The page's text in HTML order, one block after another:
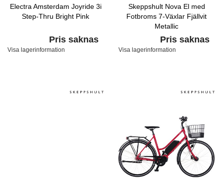
Electra Amsterdam Joyride 3i
Step-Thru Bright Pink
Pris saknas
Visa lagerinformation
Skeppshult Nova El med
Fotbroms 7-Växlar Fjällvit
Metallic
Pris saknas
Visa lagerinformation